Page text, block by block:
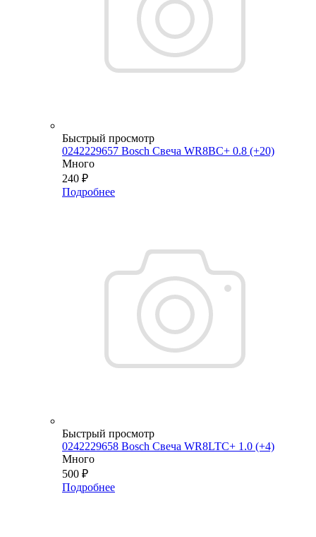
Быстрый просмотр
0242229657 Bosch Свеча WR8BC+ 0.8 (+20)
Много
240 ₽
Подробнее
Быстрый просмотр
0242229658 Bosch Свеча WR8LTC+ 1.0 (+4)
Много
500 ₽
Подробнее